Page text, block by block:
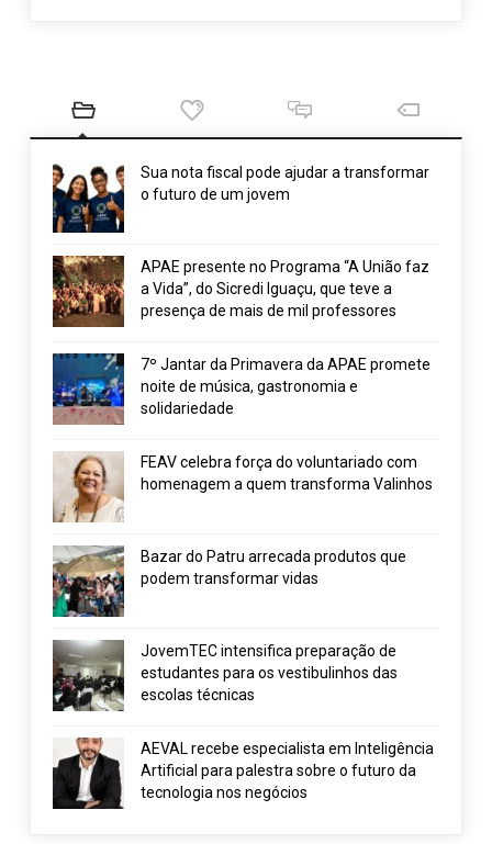
Sua nota fiscal pode ajudar a transformar
o futuro de um jovem
APAE presente no Programa “A União faz
a Vida”, do Sicredi Iguaçu, que teve a
presença de mais de mil professores
7º Jantar da Primavera da APAE promete
noite de música, gastronomia e
solidariedade
FEAV celebra força do voluntariado com
homenagem a quem transforma Valinhos
Bazar do Patru arrecada produtos que
podem transformar vidas
JovemTEC intensifica preparação de
estudantes para os vestibulinhos das
escolas técnicas
AEVAL recebe especialista em Inteligência
Artificial para palestra sobre o futuro da
tecnologia nos negócios